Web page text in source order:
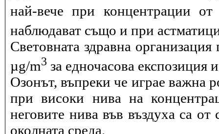
най-вече при концентрации
наблюдават също и при
Световната здравна
µg/m3 за едночасова експозиция
Озонът, въпреки че играе важна
при високи нива на
неговите нива във въздуха са от
околната среда.